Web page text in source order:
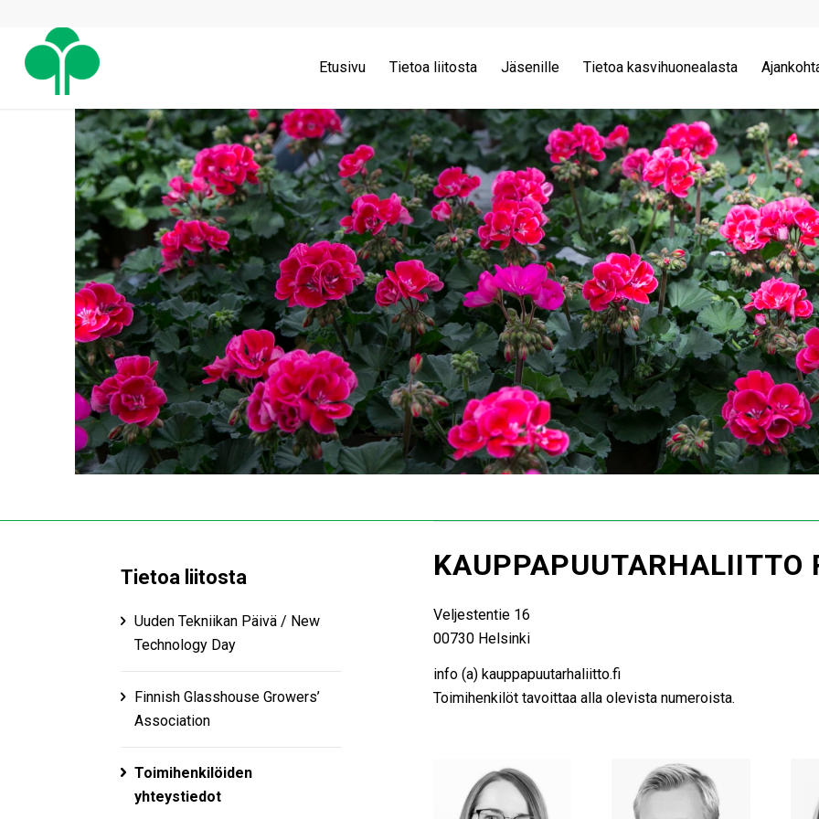
Etusivu Tietoa liitosta Jäsenille Tietoa kasvihuonealasta
KAUPPAPUUTARHALIITTO
Veljestentie 16
00730 Helsinki
info (a) kauppapuutarhaliitto.fi
Toimihenkilöt tavoittaa alla olevista numeroista.
Tietoa liitosta
Uuden Tekniikan Päivä / New
Technology Day
Finnish Glasshouse Growers’​
Association
Toimihenkilöiden
yhteystiedot